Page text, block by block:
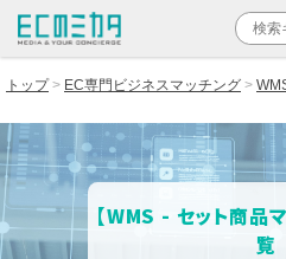
トップ EC専門ビジネスマッチング
【WMS - セット商品
覧